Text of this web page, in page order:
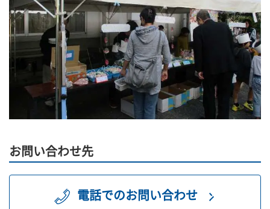
お問い合わせ先
電話でのお問い合わせ